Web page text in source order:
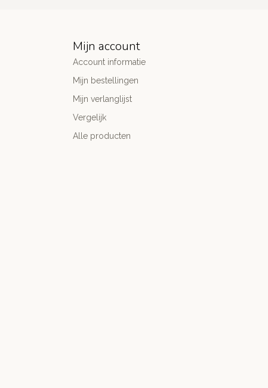
Mijn account
Account informatie
Mijn bestellingen
Mijn verlanglijst
Vergelijk
Alle producten